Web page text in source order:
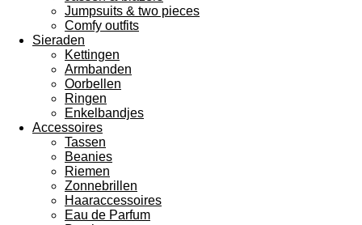
Jumpsuits & two pieces
Comfy outfits
Sieraden
Kettingen
Armbanden
Oorbellen
Ringen
Enkelbandjes
Accessoires
Tassen
Beanies
Riemen
Zonnebrillen
Haaraccessoires
Eau de Parfum